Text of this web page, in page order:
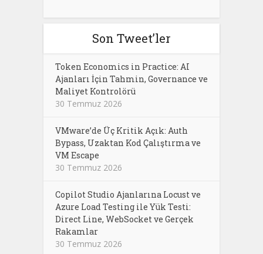
Son Tweet’ler
Token Economics in Practice: AI
Ajanları İçin Tahmin, Governance ve
Maliyet Kontrolörü
30 Temmuz 2026
VMware’de Üç Kritik Açık: Auth
Bypass, Uzaktan Kod Çalıştırma ve
VM Escape
30 Temmuz 2026
Copilot Studio Ajanlarına Locust ve
Azure Load Testing ile Yük Testi:
Direct Line, WebSocket ve Gerçek
Rakamlar
30 Temmuz 2026